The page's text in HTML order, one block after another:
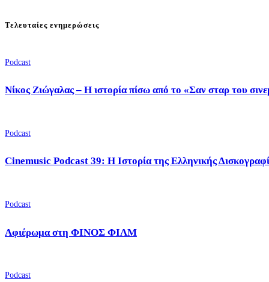
Τελευταίες ενημερώσεις
Podcast
Νίκος Ζιώγαλας – Η ιστορία πίσω από το «Σαν σταρ του
Podcast
Cinemusic Podcast 39: Η Ιστορία της Ελληνικής
Podcast
Αφιέρωμα στη ΦΙΝΟΣ ΦΙΛΜ
Podcast